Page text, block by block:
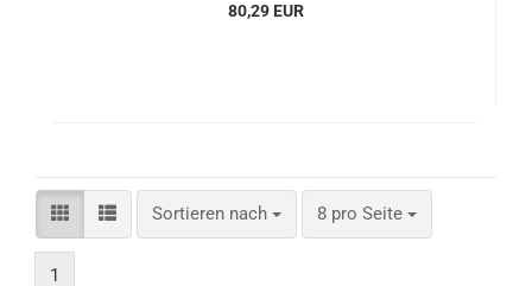
80,29 EUR
Sortieren nach
Sortieren nach 8 pro Seite
pro Seite
1